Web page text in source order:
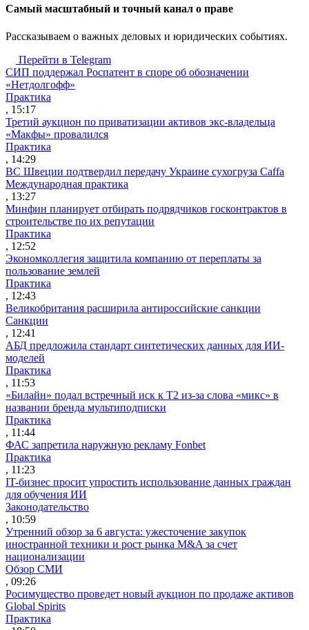
Cамый масштабный и точный канал о праве
Рассказываем о важных деловых и юридических событиях.
Перейти в Telegram
СИП поддержал Роспатент в споре об обозначении
«Нетдолгофф»
Практика
, 15:17
Третий аукцион по приватизации активов экс-владельца
«Макфы» провалился
Практика
, 14:29
ВС Швеции подтвердил передачу Украине сухогруза Caffa
Международная практика
, 13:27
Минфин планирует отбирать подрядчиков госконтрактов в
строительстве по их репутации
Практика
, 12:52
Экономколлегия защитила компанию от переплаты за
пользование землей
Практика
, 12:43
Великобритания расширила антироссийские санкции
Санкции
, 12:41
АБД предложила стандарт синтетических данных для ИИ-
моделей
Практика
, 11:53
«Билайн» подал встречный иск к Т2 из-за слова «микс» в
названии бренда мультиподписки
Практика
, 11:44
ФАС запретила наружную рекламу Fonbet
Практика
, 11:23
IT-бизнес просит упростить использование данных граждан
для обучения ИИ
Законодательство
, 10:59
Утренний обзор за 6 августа: ужесточение закупок
иностранной техники и рост рынка M&A за счет
национализации
Обзор СМИ
, 09:26
Росимущество проведет новый аукцион по продаже активов
Global Spirits
Практика